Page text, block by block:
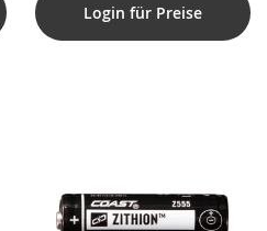
Login für Preise